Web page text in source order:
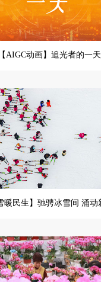
【AIGC动画】追光者的一天